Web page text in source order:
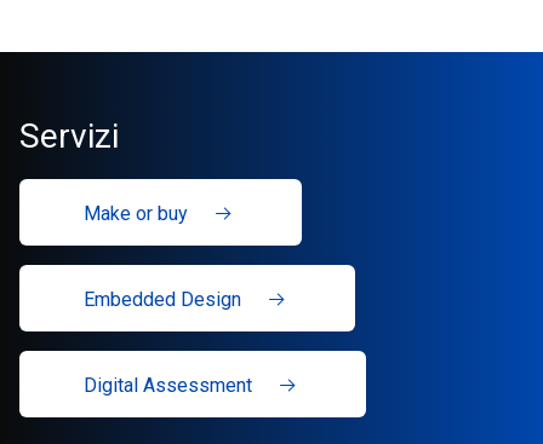
Servizi
Make or buy
Embedded Design
Digital Assessment